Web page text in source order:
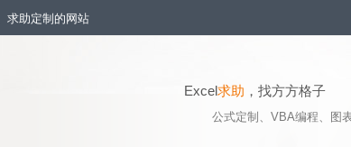
求助定制的网站
Excel求助 ，找方方格子
公式定制、VBA编程、图